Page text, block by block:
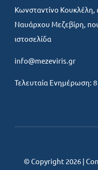
Κωνσταντίνο Κουκλέλη,
Ναυάρχου Μεζεβίρη,
ιστοσελίδα
info@mezeviris.gr
Τελευταία Ενημέρωση:
© Copyright 2026 |